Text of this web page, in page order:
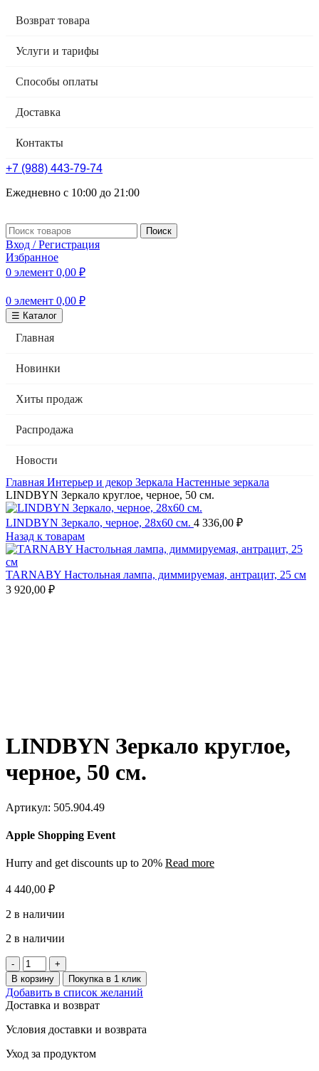
Возврат товара
Услуги и тарифы
Способы оплаты
Доставка
Контакты
+7 (988) 443-79-74
Ежедневно с 10:00 до 21:00
Поиск
Вход / Регистрация
Избранное
0 элемент 0,00 ₽
0 элемент 0,00 ₽
☰ Каталог
Главная
Новинки
Хиты продаж
Распродажа
Новости
Главная Интерьер и декор Зеркала Настенные зеркала
LINDBYN Зеркало круглое, черное, 50 см.
LINDBYN Зеркало, черное, 28х60 см. 4 336,00 ₽
Назад к товарам
TARNABY Настольная лампа, диммируемая, антрацит, 25 см
3 920,00 ₽
LINDBYN Зеркало круглое,
черное, 50 см.
Артикул: 505.904.49
Apple Shopping Event
Hurry and get discounts up to 20% Read more
4 440,00 ₽
2 в наличии
2 в наличии
Количество
товара
LINDBYN
Зеркало
круглое,
черное,
см.
В корзину Покупка в 1 клик
Добавить в список желаний
Доставка и возврат
Условия доставки и возврата
Уход за продуктом